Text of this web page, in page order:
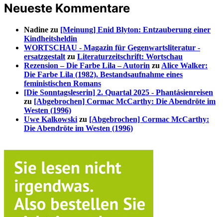
Neueste Kommentare
Nadine zu [Meinung] Enid Blyton: Entzauberung einer
Kindheitsheldin
WORTSCHAU - Magazin für Gegenwartsliteratur -
ersatzgestalt zu Literaturzeitschrift: Wortschau
Rezension – Die Farbe Lila – Autorin zu Alice Walker:
Die Farbe Lila (1982). Bestandsaufnahme eines
feministischen Romans
[Die Sonntagsleserin] 2. Quartal 2025 - Phantásienreisen
zu [Abgebrochen] Cormac McCarthy: Die Abendröte im
Westen (1996)
Uwe Kalkowski zu [Abgebrochen] Cormac McCarthy:
Die Abendröte im Westen (1996)